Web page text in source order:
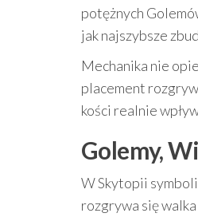
potężnych
jak najszybsze
Mechanika nie
placement
kości realnie
Golemy,
W Skytopii
rozgrywa się